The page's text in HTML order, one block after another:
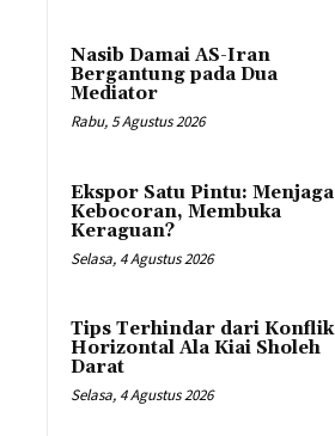
Nasib Damai AS-Iran
Bergantung pada Dua
Mediator
Rabu, 5 Agustus 2026
Ekspor Satu Pintu: Menjaga
Kebocoran, Membuka
Keraguan?
Selasa, 4 Agustus 2026
Tips Terhindar dari Konflik
Horizontal Ala Kiai Sholeh
Darat
Selasa, 4 Agustus 2026